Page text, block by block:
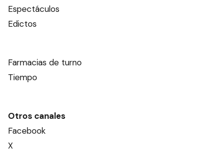
Espectáculos
Edictos
Farmacias de turno
Tiempo
Otros canales
Facebook
X